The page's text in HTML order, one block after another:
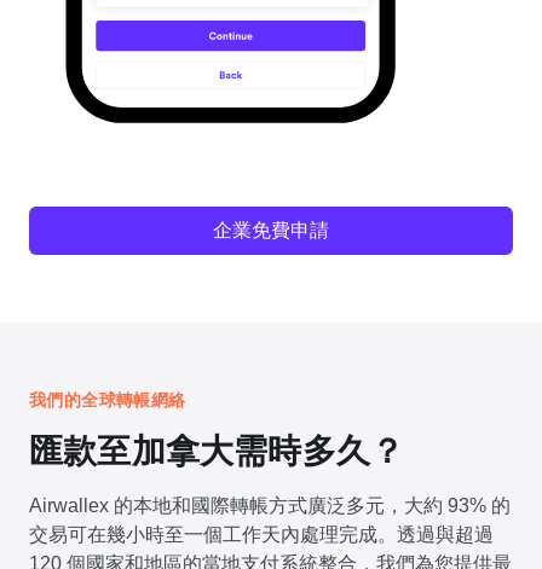
企業免費申請
我們的全球轉帳網絡
匯款至加拿大需時多久？
Airwallex 的本地和國際轉帳方式廣泛多元，大約 93% 的
交易可在幾小時至一個工作天內處理完成。透過與超過
120 個國家和地區的當地支付系統整合，我們為您提供最